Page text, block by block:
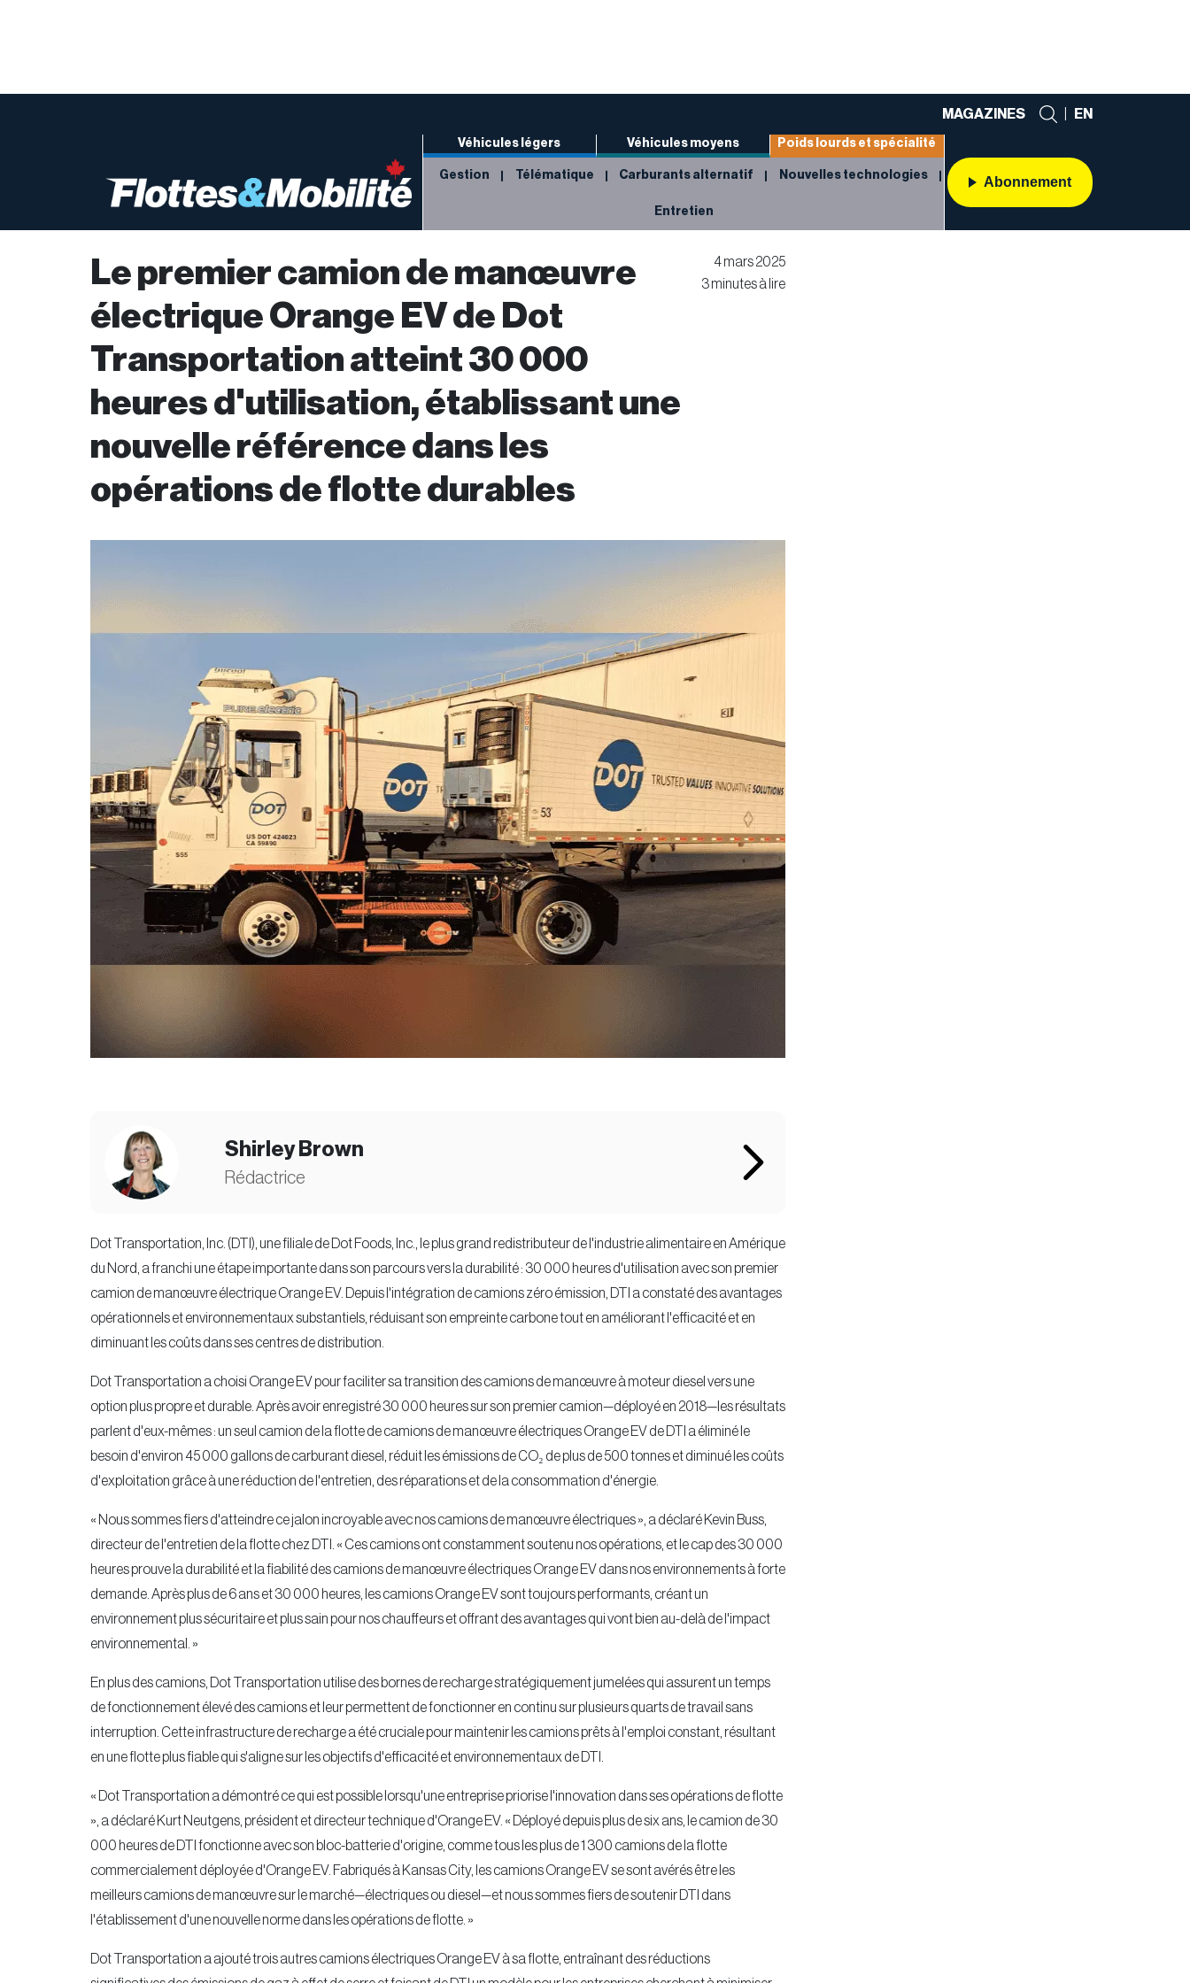
MAGAZINES EN
Véhicules légers Véhicules moyens Poids lourds et spécialité
Gestion Télématique Carburants alternatif Nouvelles technologies
Entretien
Abonnement
Le premier camion de manœuvre
électrique Orange EV de Dot
Transportation atteint 30 000
heures d'utilisation, établissant une
nouvelle référence dans les
opérations de flotte durables
4 mars 2025
3 minutes à lire
Shirley Brown
Rédactrice
Dot Transportation, Inc. (DTI), une filiale de Dot Foods, Inc., le plus grand redistributeur de l'industrie alimentaire en Amérique
du Nord, a franchi une étape importante dans son parcours vers la durabilité : 30 000 heures d'utilisation avec son premier
camion de manœuvre électrique Orange EV. Depuis l'intégration de camions zéro émission, DTI a constaté des avantages
opérationnels et environnementaux substantiels, réduisant son empreinte carbone tout en améliorant l'efficacité et en
diminuant les coûts dans ses centres de distribution.
Dot Transportation a choisi Orange EV pour faciliter sa transition des camions de manœuvre à moteur diesel vers une
option plus propre et durable. Après avoir enregistré 30 000 heures sur son premier camion—déployé en 2018—les résultats
parlent d'eux-mêmes : un seul camion de la flotte de camions de manœuvre électriques Orange EV de DTI a éliminé le
besoin d'environ 45 000 gallons de carburant diesel, réduit les émissions de CO₂ de plus de 500 tonnes et diminué les coûts
d'exploitation grâce à une réduction de l'entretien, des réparations et de la consommation d'énergie.
« Nous sommes fiers d'atteindre ce jalon incroyable avec nos camions de manœuvre électriques », a déclaré Kevin Buss,
directeur de l'entretien de la flotte chez DTI. « Ces camions ont constamment soutenu nos opérations, et le cap des 30 000
heures prouve la durabilité et la fiabilité des camions de manœuvre électriques Orange EV dans nos environnements à forte
demande. Après plus de 6 ans et 30 000 heures, les camions Orange EV sont toujours performants, créant un
environnement plus sécuritaire et plus sain pour nos chauffeurs et offrant des avantages qui vont bien au-delà de l'impact
environnemental. »
En plus des camions, Dot Transportation utilise des bornes de recharge stratégiquement jumelées qui assurent un temps
de fonctionnement élevé des camions et leur permettent de fonctionner en continu sur plusieurs quarts de travail sans
interruption. Cette infrastructure de recharge a été cruciale pour maintenir les camions prêts à l'emploi constant, résultant
en une flotte plus fiable qui s'aligne sur les objectifs d'efficacité et environnementaux de DTI.
« Dot Transportation a démontré ce qui est possible lorsqu'une entreprise priorise l'innovation dans ses opérations de flotte
», a déclaré Kurt Neutgens, président et directeur technique d'Orange EV. « Déployé depuis plus de six ans, le camion de 30
000 heures de DTI fonctionne avec son bloc-batterie d'origine, comme tous les plus de 1 300 camions de la flotte
commercialement déployée d'Orange EV. Fabriqués à Kansas City, les camions Orange EV se sont avérés être les
meilleurs camions de manœuvre sur le marché—électriques ou diesel—et nous sommes fiers de soutenir DTI dans
l'établissement d'une nouvelle norme dans les opérations de flotte. »
Dot Transportation a ajouté trois autres camions électriques Orange EV à sa flotte, entraînant des réductions